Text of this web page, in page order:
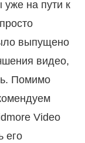
на пути к
выпущено
видео,
Помимо
Video
его